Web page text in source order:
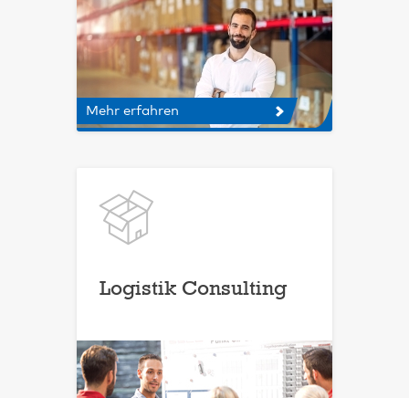
Mehr erfahren
Logistik Consulting